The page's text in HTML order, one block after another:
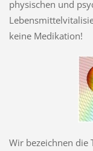
physischen und
keine Medikation!
Wir bezeichnen die